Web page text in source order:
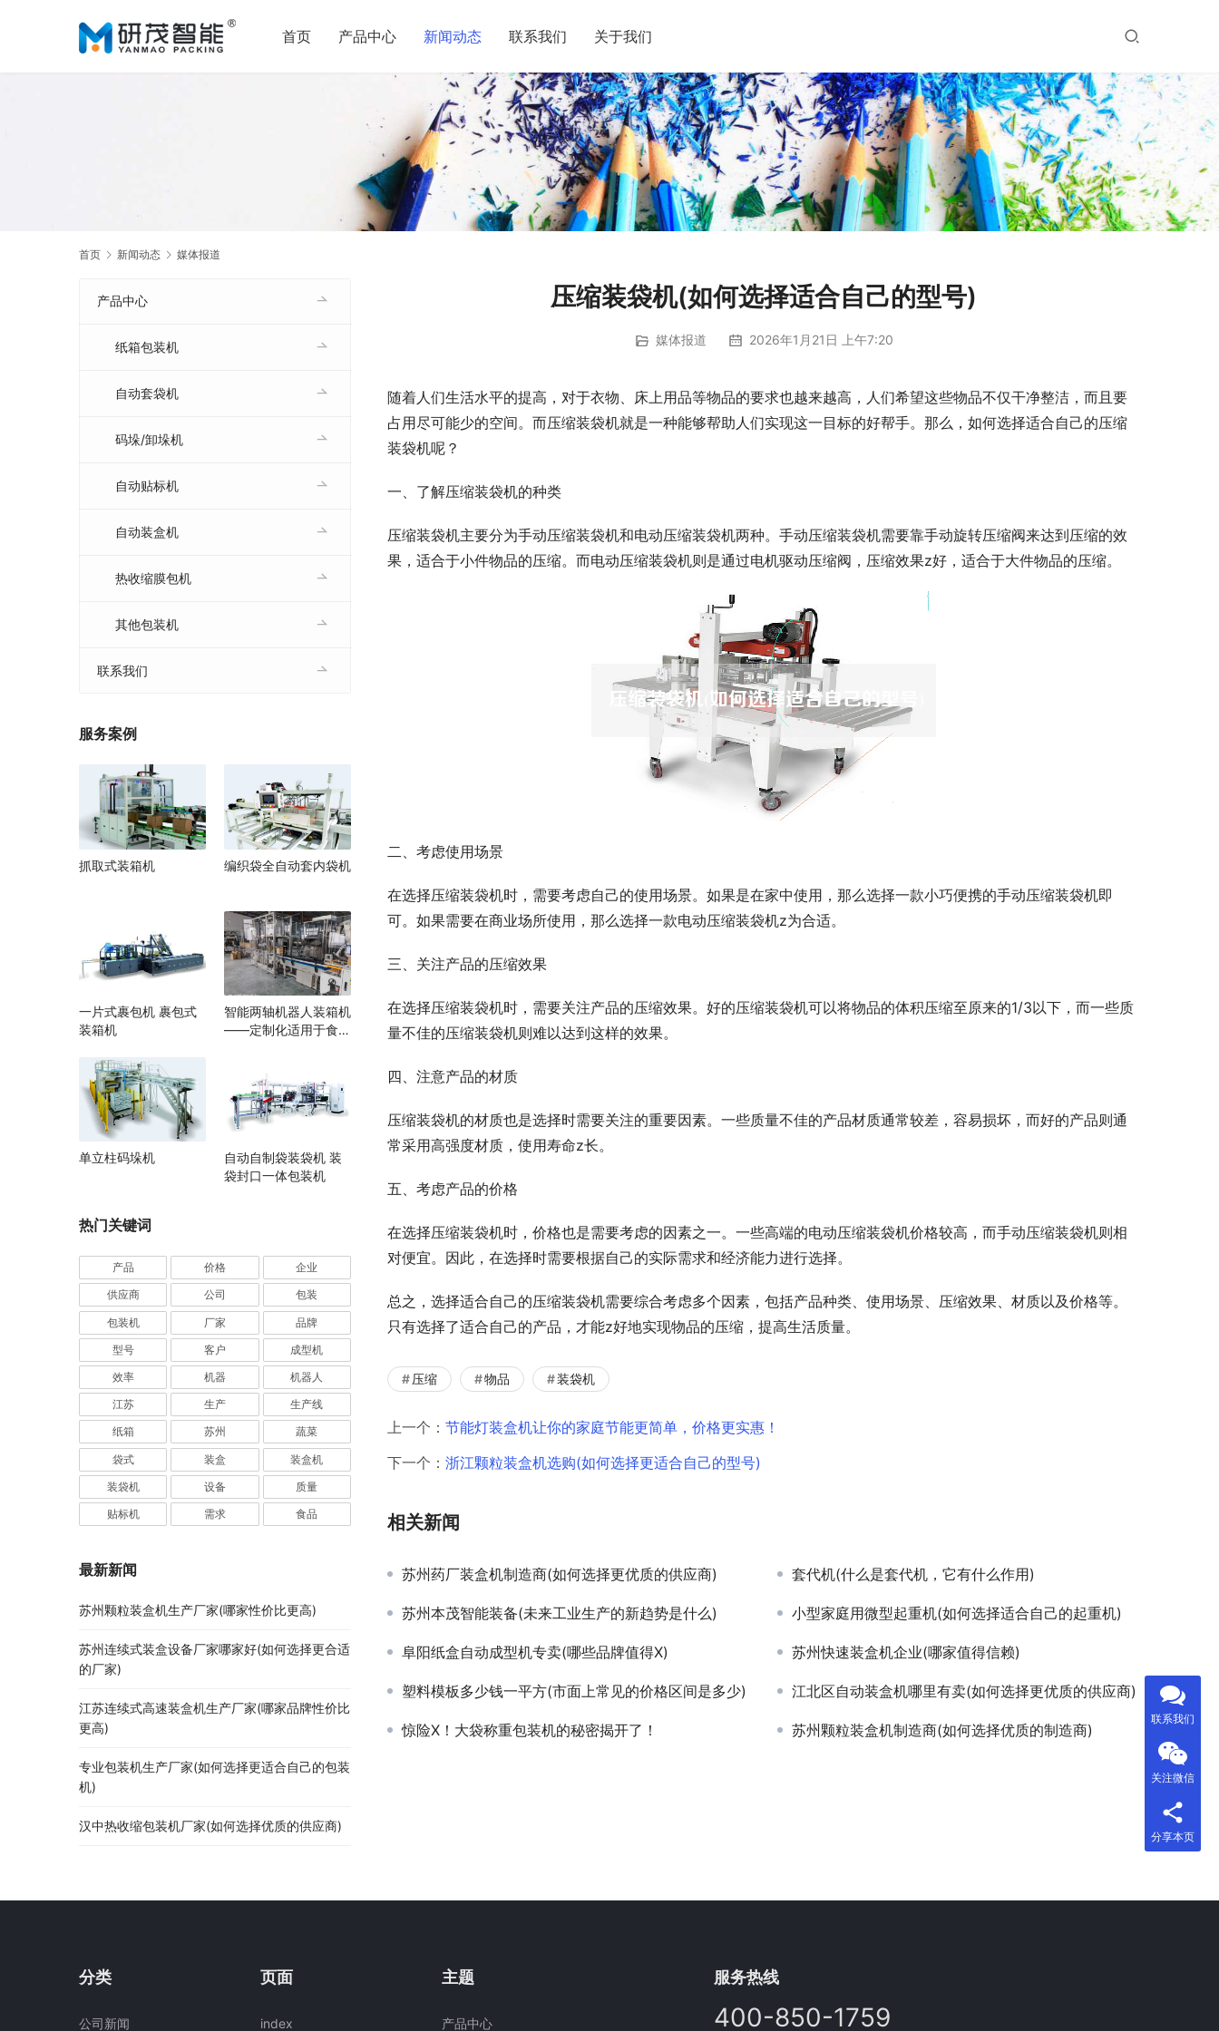
首页 产品中心 新闻动态 联系我们 关于我们
首页 新闻动态 媒体报道
压缩装袋机(如何选择适合自己的型号)
媒体报道 2026年1月21日 上午7:20
随着人们生活水平的提高，对于衣物、床上用品等物品的要求也越来越高，人们希望这些物品不仅干净整洁，而且要
占用尽可能少的空间。而压缩装袋机就是一种能够帮助人们实现这一目标的好帮手。那么，如何选择适合自己的压缩
装袋机呢？
一、了解压缩装袋机的种类
压缩装袋机主要分为手动压缩装袋机和电动压缩装袋机两种。手动压缩装袋机需要靠手动旋转压缩阀来达到压缩的效
果，适合于小件物品的压缩。而电动压缩装袋机则是通过电机驱动压缩阀，压缩效果z好，适合于大件物品的压缩。
二、考虑使用场景
在选择压缩装袋机时，需要考虑自己的使用场景。如果是在家中使用，那么选择一款小巧便携的手动压缩装袋机即
可。如果需要在商业场所使用，那么选择一款电动压缩装袋机z为合适。
三、关注产品的压缩效果
在选择压缩装袋机时，需要关注产品的压缩效果。好的压缩装袋机可以将物品的体积压缩至原来的1/3以下，而一些质
量不佳的压缩装袋机则难以达到这样的效果。
四、注意产品的材质
压缩装袋机的材质也是选择时需要关注的重要因素。一些质量不佳的产品材质通常较差，容易损坏，而好的产品则通
常采用高强度材质，使用寿命z长。
五、考虑产品的价格
在选择压缩装袋机时，价格也是需要考虑的因素之一。一些高端的电动压缩装袋机价格较高，而手动压缩装袋机则相
对便宜。因此，在选择时需要根据自己的实际需求和经济能力进行选择。
总之，选择适合自己的压缩装袋机需要综合考虑多个因素，包括产品种类、使用场景、压缩效果、材质以及价格等。
只有选择了适合自己的产品，才能z好地实现物品的压缩，提高生活质量。
压缩 物品 装袋机
上一个： 节能灯装盒机让你的家庭节能更简单，价格更实惠！
下一个： 浙江颗粒装盒机选购(如何选择更适合自己的型号)
相关新闻
苏州药厂装盒机制造商(如何选择更优质的供应商) 套代机(什么是套代机，它有什么作用)
苏州本茂智能装备(未来工业生产的新趋势是什么) 小型家庭用微型起重机(如何选择适合自己的起重机)
阜阳纸盒自动成型机专卖(哪些品牌值得X) 苏州快速装盒机企业(哪家值得信赖)
塑料模板多少钱一平方(市面上常见的价格区间是多少) 江北区自动装盒机哪里有卖(如何选择更优质的供应商)
惊险X！大袋称重包装机的秘密揭开了！ 苏州颗粒装盒机制造商(如何选择优质的制造商)
产品中心
纸箱包装机
自动套袋机
码垛/卸垛机
自动贴标机
自动装盒机
热收缩膜包机
其他包装机
联系我们
服务案例
抓取式装箱机 编织袋全自动套内袋机
一片式裹包机 裹包式
装箱机
智能两轴机器人装箱机
——定制化适用于食
单立柱码垛机
自动自制袋装袋机 装
袋封口一体包装机
热门关键词
产品 价格 企业
供应商 公司 包装
包装机 厂家 品牌
型号 客户 成型机
效率 机器 机器人
江苏 生产 生产线
纸箱 苏州 蔬菜
袋式 装盒 装盒机
装袋机 设备 质量
贴标机 需求 食品
最新新闻
苏州颗粒装盒机生产厂家(哪家性价比更高)
苏州连续式装盒设备厂家哪家好(如何选择更合适
的厂家)
江苏连续式高速装盒机生产厂家(哪家品牌性价比
更高)
专业包装机生产厂家(如何选择更适合自己的包装
机)
汉中热收缩包装机厂家(如何选择优质的供应商)
分类
公司新闻
页面
index
主题
产品中心
服务热线
400-850-1759
联系我们
关注微信
分享本页